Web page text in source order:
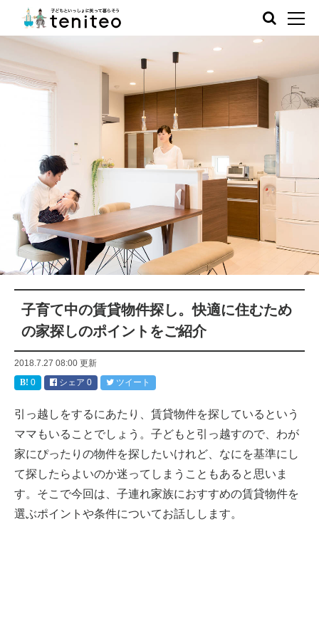
子育て中の賃貸物件探し。快適に住むため
の家探しのポイントをご紹介
2018.7.27 08:00 更新
0
シェア 0 ツイート
引っ越しをするにあたり、賃貸物件を探しているという
ママもいることでしょう。子どもと引っ越すので、わが
家にぴったりの物件を探したいけれど、なにを基準にし
て探したらよいのか迷ってしまうこともあると思いま
す。そこで今回は、子連れ家族におすすめの賃貸物件を
選ぶポイントや条件についてお話しします。